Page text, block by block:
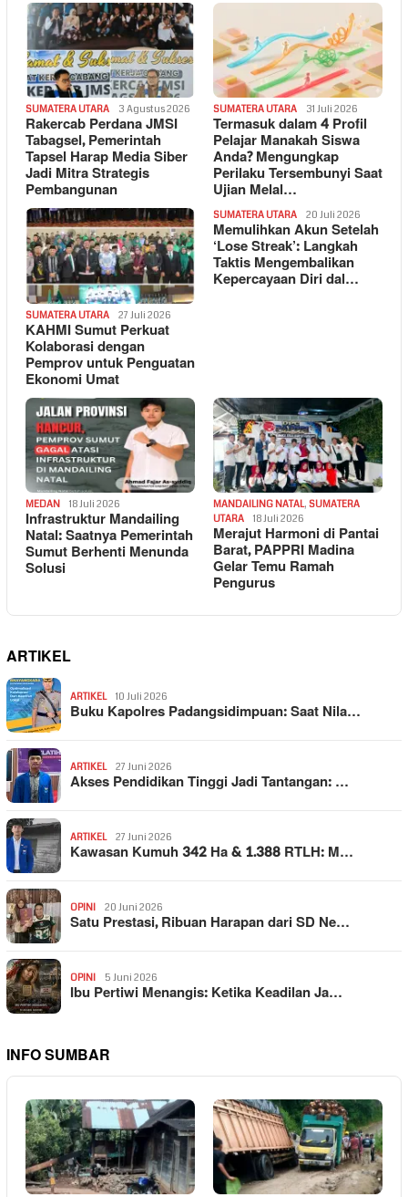
SUMATERA UTARA 3 Agustus 2026
Rakercab Perdana JMSI
Tabagsel, Pemerintah
Tapsel Harap Media Siber
Jadi Mitra Strategis
Pembangunan
SUMATERA UTARA 31 Juli 2026
Termasuk dalam 4 Profil
Pelajar Manakah Siswa
Anda? Mengungkap
Perilaku Tersembunyi Saat
Ujian Melal…
SUMATERA UTARA 27 Juli 2026
KAHMI Sumut Perkuat
Kolaborasi dengan
Pemprov untuk Penguatan
Ekonomi Umat
SUMATERA UTARA 20 Juli 2026
Memulihkan Akun Setelah
‘Lose Streak’: Langkah
Taktis Mengembalikan
Kepercayaan Diri dal…
MEDAN 18 Juli 2026
Infrastruktur Mandailing
Natal: Saatnya Pemerintah
Sumut Berhenti Menunda
Solusi
MANDAILING NATAL, SUMATERA
UTARA
18 Juli 2026
Merajut Harmoni di Pantai
Barat, PAPPRI Madina
Gelar Temu Ramah
Pengurus
ARTIKEL
ARTIKEL 10 Juli 2026
Buku Kapolres Padangsidimpuan: Saat Nila…
ARTIKEL 27 Juni 2026
Akses Pendidikan Tinggi Jadi Tantangan: …
ARTIKEL 27 Juni 2026
Kawasan Kumuh 342 Ha & 1.388 RTLH: M…
OPINI 20 Juni 2026
Satu Prestasi, Ribuan Harapan dari SD Ne…
OPINI 5 Juni 2026
Ibu Pertiwi Menangis: Ketika Keadilan Ja…
INFO SUMBAR